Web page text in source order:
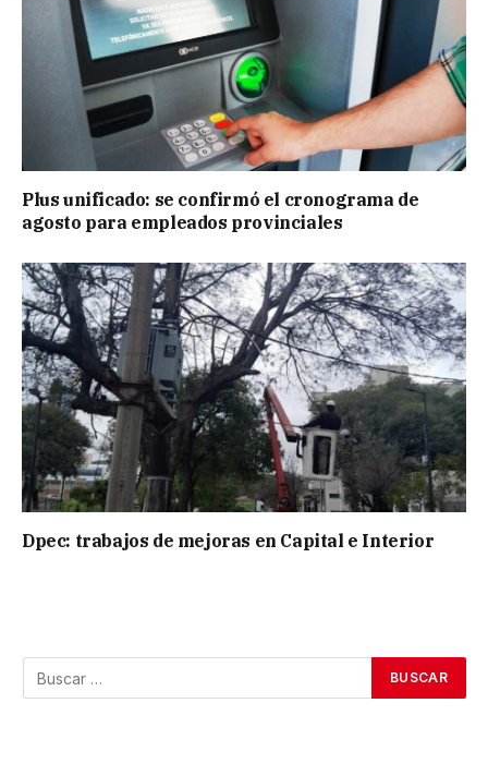
Plus unificado: se confirmó el cronograma de
agosto para empleados provinciales
Dpec: trabajos de mejoras en Capital e Interior